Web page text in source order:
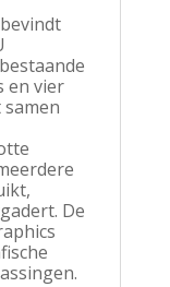
en vier
De